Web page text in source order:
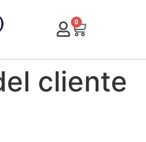
0
cliente